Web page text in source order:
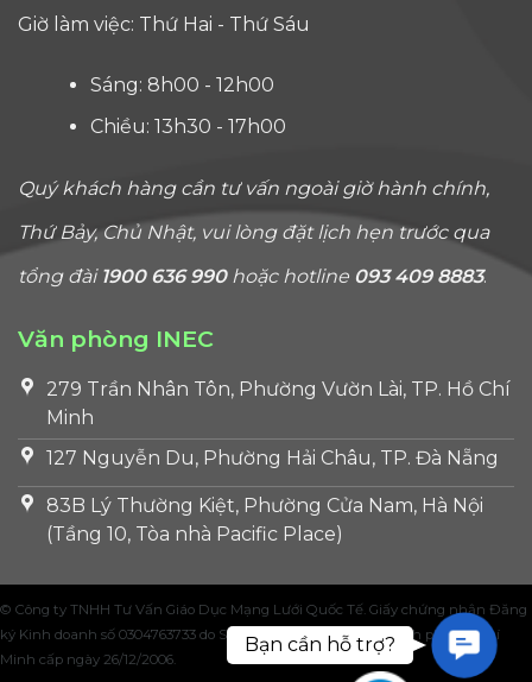
Giờ làm việc: Thứ Hai - Thứ Sáu
Sáng: 8h00 - 12h00
Chiều: 13h30 - 17h00
Quý khách hàng cần tư vấn ngoài giờ hành chính,
Thứ Bảy, Chủ Nhật, vui lòng đặt lịch hẹn trước qua
tổng đài 1900 636 990hoặc hotline 093 409 8883.
Văn phòng INEC
279 Trần Nhân Tôn, Phường Vườn Lài, TP. Hồ Chí
Minh
127 Nguyễn Du, Phường Hải Châu, TP. Đà Nẵng
83B Lý Thường Kiệt, Phường Cửa Nam, Hà Nội
(Tầng 10, Tòa nhà Pacific Place)
© Công ty TNHH Tư Vấn Giáo Dục Mạng Lưới Quốc Tế. Giấy chứng nhận Đăng
ký Kinh doanh số 0304763733 do Sở Kế hoạch và Đầu tư Thành phố Hồ Chí
Minh cấp ngày 26/12/2006.
Bạn cần hỗ trợ?